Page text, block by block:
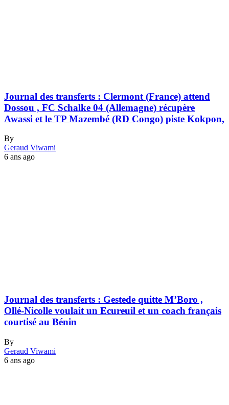
Journal des transferts : Clermont (France) attend
Dossou , FC Schalke 04 (Allemagne) récupère
Awassi et le TP Mazembé (RD Congo) piste Kokpon,
By
Geraud Viwami
6 ans ago
Journal des transferts : Gestede quitte M’Boro ,
Ollé-Nicolle voulait un Ecureuil et un coach français
courtisé au Bénin
By
Geraud Viwami
6 ans ago